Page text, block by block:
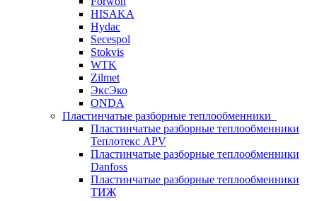
HISAKA
Hydac
Secespol
Stokvis
WTK
Zilmet
ЭксЭко
ONDA
Пластинчатые разборные теплообменники
Пластинчатые разборные теплообменники
Теплотекс APV
Пластинчатые разборные теплообменники
Danfoss
Пластинчатые разборные теплообменники
ТИЖ